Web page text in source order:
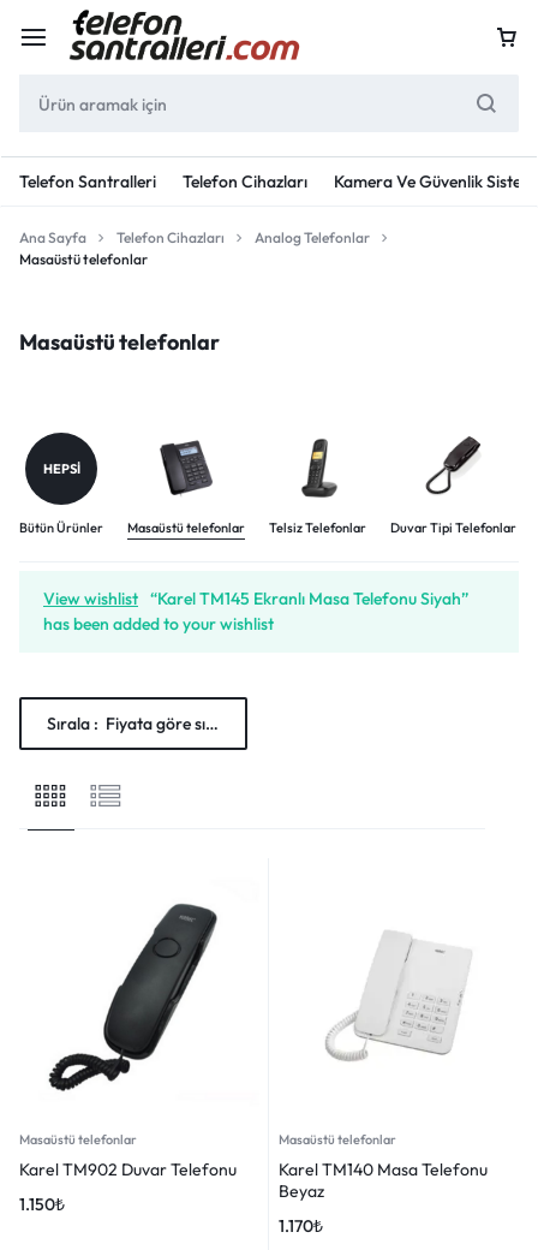
Telefon Santralleri Telefon Cihazları Kamera Ve Güvenlik
Ana Sayfa Telefon Cihazları
Analog Telefonlar
Masaüstü telefonlar
Masaüstü telefonlar
HEPSI
Bütün Ürünler Masaüstü telefonlar Telsiz Telefonlar Duvar Tipi Telefonlar
View wishlist “Karel TM145 Ekranlı Masa Telefonu Siyah”
has been added to your wishlist
Sırala : Fiyata göre sırala: Düşükten yükseğe
Masaüstü telefonlar
Karel TM902 Duvar Telefonu
1.150₺
Masaüstü telefonlar
Karel TM140 Masa Telefonu
Beyaz
1.170₺